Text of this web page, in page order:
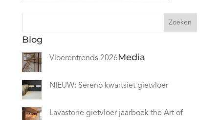
Zoeken
Blog
Vloerentrends 2026
NIEUW: Sereno kwartsiet gietvloer
Lavastone gietvloer jaarboek the Art of
Media